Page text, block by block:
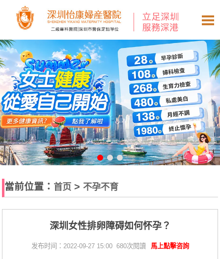
當前位置： 首页 > 不孕不育
深圳女性排卵障碍如何怀孕？
发布时间：2022-09-27 15:00 680次閱讀 馬上點擊咨詢